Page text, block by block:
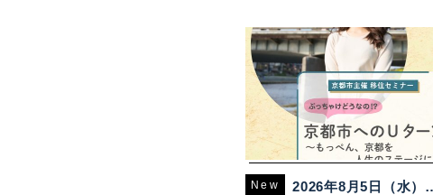
New 2026年8月5日（水）【オンライン配信】京都市主催移住セミナー